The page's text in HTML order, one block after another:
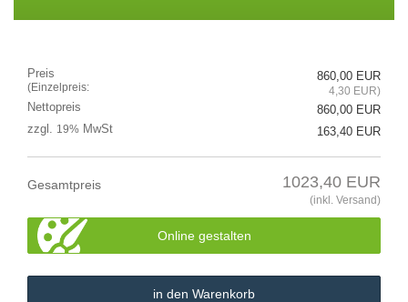
Preis 860,00 EUR
(Einzelpreis: 4,30 EUR)
Nettopreis
860,00 EUR
zzgl.
19% MwSt 163,40 EUR
Gesamtpreis 1023,40 EUR
(inkl. Versand)
Online gestalten
in den Warenkorb